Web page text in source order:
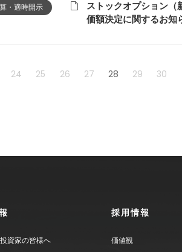
・適時開示
ストックオプション（
価額決定に関するお知
24 25 26 27 28 29 30
資家の皆様へ
採用情報
価値観